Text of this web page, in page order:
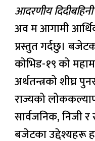
आदरणीय
अव म आगामी
प्रस्तुत गर्दछु।
कोभिड-१९ को
अर्थतन्त्रको शीघ्र
राज्यको
सार्वजनिक, निजी र
बजेटका उद्देश्यहरू